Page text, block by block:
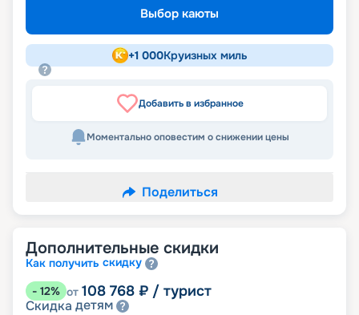
Выбор каюты
+1 000Круизных миль
Добавить в избранное
Моментально оповестим о снижении цены
Поделиться
Дополнительные скидки
Как получить скидку
- 12% от 108 768 ₽ / турист
Скидка детям